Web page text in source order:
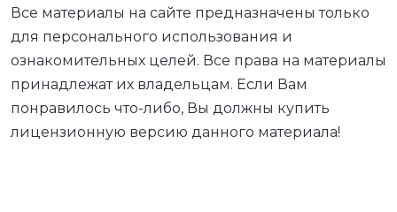
Все материалы на сайте предназначены только
для персонального использования и
ознакомительных целей. Все права на материалы
принадлежат их владельцам. Если Вам
понравилось что-либо, Вы должны купить
лицензионную версию данного материала!